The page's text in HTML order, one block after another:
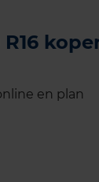
en plan